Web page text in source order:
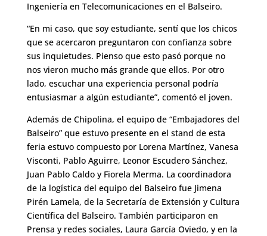
Ingeniería en Telecomunicaciones en el Balseiro.
“En mi caso, que soy estudiante, sentí que los chicos
que se acercaron preguntaron con confianza sobre
sus inquietudes. Pienso que esto pasó porque no
nos vieron mucho más grande que ellos. Por otro
lado, escuchar una experiencia personal podría
entusiasmar a algún estudiante”, comentó el joven.
Además de Chipolina, el equipo de “Embajadores del
Balseiro” que estuvo presente en el stand de esta
feria estuvo compuesto por Lorena Martínez, Vanesa
Visconti, Pablo Aguirre, Leonor Escudero Sánchez,
Juan Pablo Caldo y Fiorela Merma. La coordinadora
de la logística del equipo del Balseiro fue Jimena
Pirén Lamela, de la Secretaría de Extensión y Cultura
Científica del Balseiro. También participaron en
Prensa y redes sociales, Laura García Oviedo, y en la